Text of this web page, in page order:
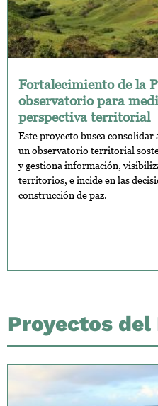
Fortalecimiento de la
observatorio para
perspectiva territorial
Este proyecto busca consolidar
un observatorio territorial
y gestiona información,
territorios, e incide en las
construcción de paz.
Proyectos del